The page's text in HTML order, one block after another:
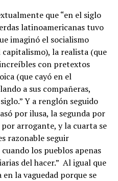
que “en el siglo
latinoamericanas tuvo
imaginó el socialismo
la realista (que
con pretextos
(que cayó en el
a sus compañeras,
Y a renglón seguido
por ilusa, la segunda por
arrogante, y la cuarta se
razonable seguir
los pueblos apenas
del hacer.” Al igual que
la vaguedad porque se